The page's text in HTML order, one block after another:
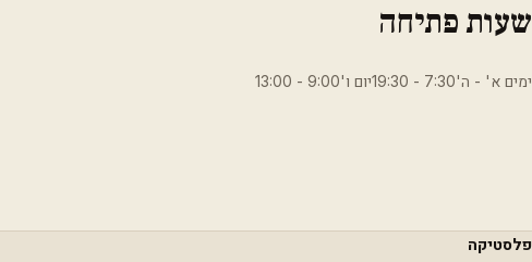
שעות פתיחה
ימים א' - ה'7:30 - 19:30יום ו'9:00 - 13:00
פלסטיקה